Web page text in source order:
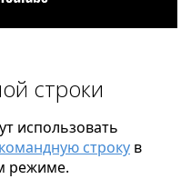
строки
использовать
командную строку в
режиме.